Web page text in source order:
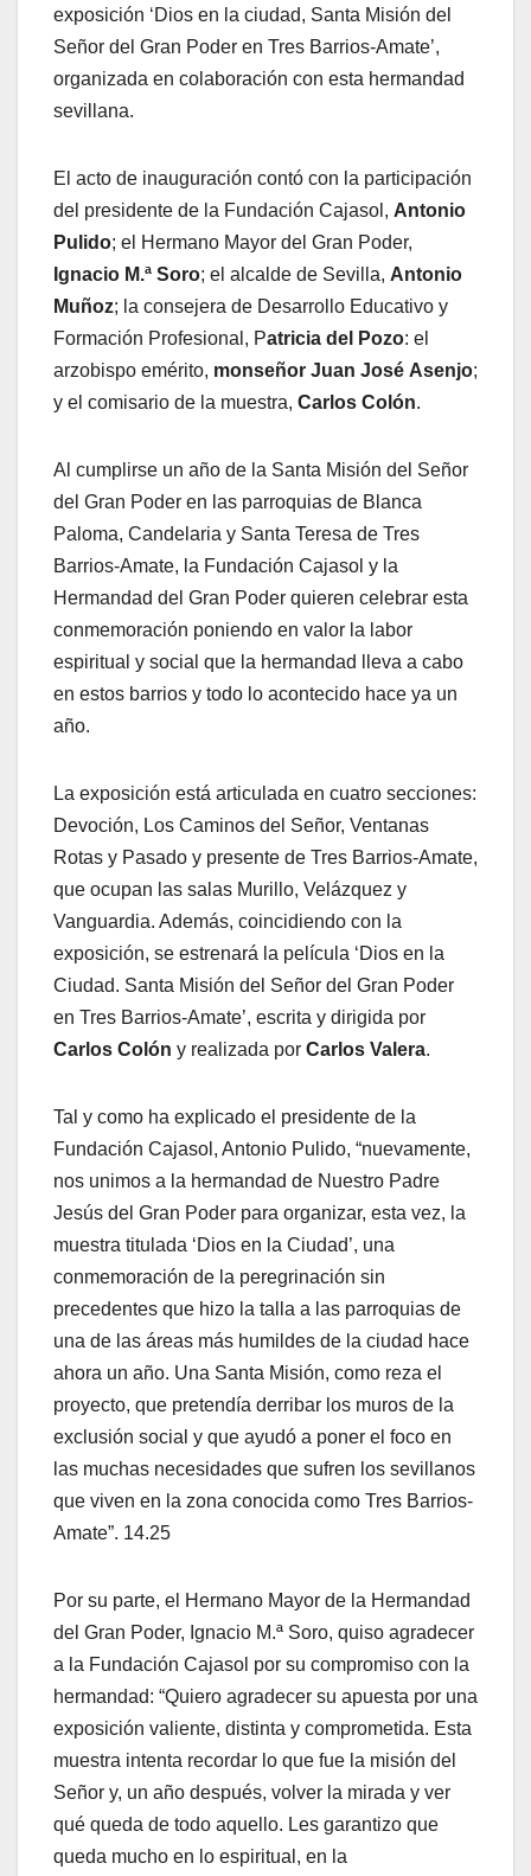
exposición ‘Dios en la ciudad, Santa Misión del
Señor del Gran Poder en Tres Barrios-Amate’,
organizada en colaboración con esta hermandad
sevillana.
El acto de inauguración contó con la participación
del presidente de la Fundación Cajasol, Antonio
Pulido; el Hermano Mayor del Gran Poder,
Ignacio M.ª Soro; el alcalde de Sevilla, Antonio
Muñoz; la consejera de Desarrollo Educativo y
Formación Profesional, Patricia del Pozo: el
arzobispo emérito, monseñor Juan José Asenjo;
y el comisario de la muestra, Carlos Colón.
Al cumplirse un año de la Santa Misión del Señor
del Gran Poder en las parroquias de Blanca
Paloma, Candelaria y Santa Teresa de Tres
Barrios-Amate, la Fundación Cajasol y la
Hermandad del Gran Poder quieren celebrar esta
conmemoración poniendo en valor la labor
espiritual y social que la hermandad lleva a cabo
en estos barrios y todo lo acontecido hace ya un
año.
La exposición está articulada en cuatro secciones:
Devoción, Los Caminos del Señor, Ventanas
Rotas y Pasado y presente de Tres Barrios-Amate,
que ocupan las salas Murillo, Velázquez y
Vanguardia. Además, coincidiendo con la
exposición, se estrenará la película ‘Dios en la
Ciudad. Santa Misión del Señor del Gran Poder
en Tres Barrios-Amate’, escrita y dirigida por
Carlos Colón y realizada por Carlos Valera.
Tal y como ha explicado el presidente de la
Fundación Cajasol, Antonio Pulido, “nuevamente,
nos unimos a la hermandad de Nuestro Padre
Jesús del Gran Poder para organizar, esta vez, la
muestra titulada ‘Dios en la Ciudad’, una
conmemoración de la peregrinación sin
precedentes que hizo la talla a las parroquias de
una de las áreas más humildes de la ciudad hace
ahora un año. Una Santa Misión, como reza el
proyecto, que pretendía derribar los muros de la
exclusión social y que ayudó a poner el foco en
las muchas necesidades que sufren los sevillanos
que viven en la zona conocida como Tres Barrios-
Amate”. 14.25
Por su parte, el Hermano Mayor de la Hermandad
del Gran Poder, Ignacio M.ª Soro, quiso agradecer
a la Fundación Cajasol por su compromiso con la
hermandad: “Quiero agradecer su apuesta por una
exposición valiente, distinta y comprometida. Esta
muestra intenta recordar lo que fue la misión del
Señor y, un año después, volver la mirada y ver
qué queda de todo aquello. Les garantizo que
queda mucho en lo espiritual, en la